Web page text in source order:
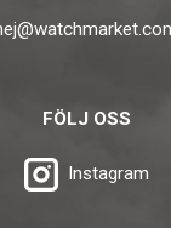
FÖLJ OSS
Instagram